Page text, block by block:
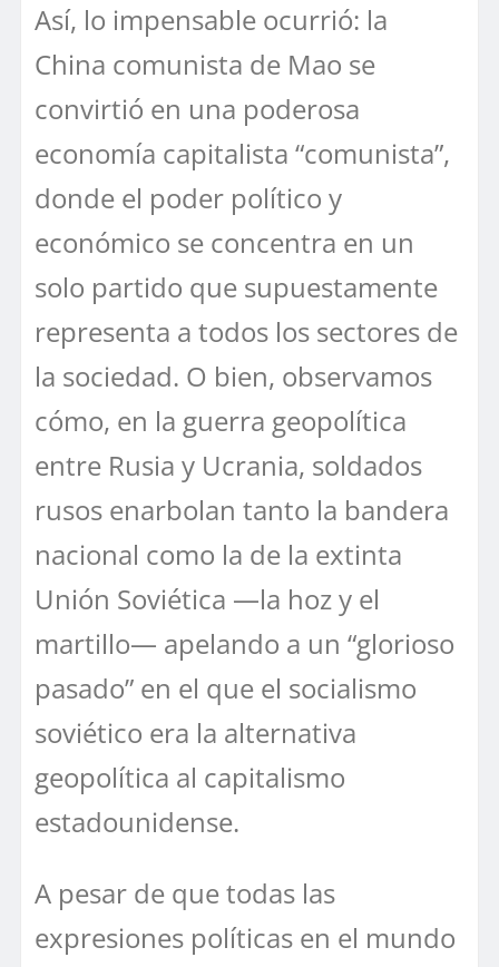
Así, lo impensable ocurrió: la
China comunista de Mao se
convirtió en una poderosa
economía capitalista “comunista”,
donde el poder político y
económico se concentra en un
solo partido que supuestamente
representa a todos los sectores de
la sociedad. O bien, observamos
cómo, en la guerra geopolítica
entre Rusia y Ucrania, soldados
rusos enarbolan tanto la bandera
nacional como la de la extinta
Unión Soviética —la hoz y el
martillo— apelando a un “glorioso
pasado” en el que el socialismo
soviético era la alternativa
geopolítica al capitalismo
estadounidense.
A pesar de que todas las
expresiones políticas en el mundo